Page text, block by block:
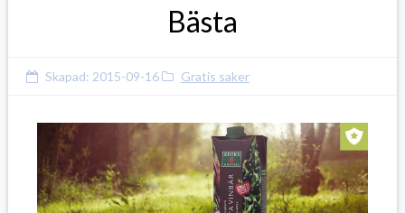
Bästa
Skapad: 2015-09-16 Gratis saker